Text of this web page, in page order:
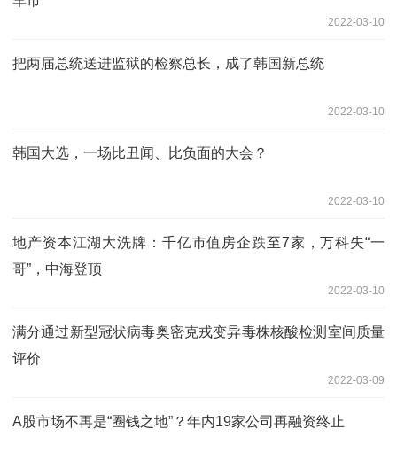
2022-03-10
把两届总统送进监狱的检察总长，成了韩国新总统
2022-03-10
韩国大选，一场比丑闻、比负面的大会？
2022-03-10
地产资本江湖大洗牌：千亿市值房企跌至7家，万科失“一
哥”，中海登顶
2022-03-10
满分通过新型冠状病毒奥密克戎变异毒株核酸检测室间质量
评价
2022-03-09
A股市场不再是“圈钱之地”？年内19家公司再融资终止